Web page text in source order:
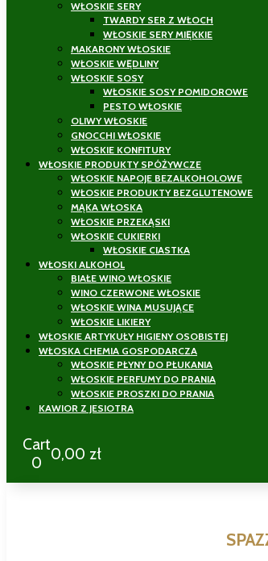
WŁOSKIE SERY
TWARDY SER Z WŁOCH
WŁOSKIE SERY MIĘKKIE
MAKARONY WŁOSKIE
WŁOSKIE WĘDLINY
WŁOSKIE SOSY
WŁOSKIE SOSY POMIDOROWE
PESTO WŁOSKIE
OLIWY WŁOSKIE
GNOCCHI WŁOSKIE
WŁOSKIE KONFITURY
WŁOSKIE PRODUKTY SPÓŻYWCZE
WŁOSKIE NAPOJE BEZALKOHOLOWE
WŁOSKIE PRODUKTY BEZGLUTENOWE
MĄKA WŁOSKA
WŁOSKIE PRZEKĄSKI
WŁOSKIE CUKIERKI
WŁOSKIE CIASTKA
WŁOSKI ALKOHOL
BIAŁE WINO WŁOSKIE
WINO CZERWONE WŁOSKIE
WŁOSKIE WINA MUSUJĄCE
WŁOSKIE LIKIERY
WŁOSKIE ARTYKUŁY HIGIENY OSOBISTEJ
WŁOSKA CHEMIA GOSPODARCZA
WŁOSKIE PŁYNY DO PŁUKANIA
WŁOSKIE PERFUMY DO PRANIA
WŁOSKIE PROSZKI DO PRANIA
KAWIOR Z JESIOTRA
Cart
0 0,00 zł